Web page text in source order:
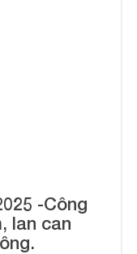
-Công
lan can